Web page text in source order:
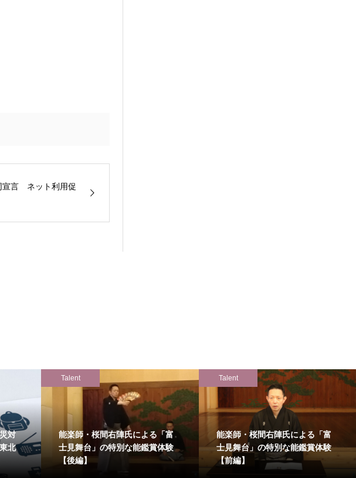
宣言 ネット利用促
対
北
Talent
能楽師・桜間右陣氏による「富
士見舞台」の特別な能鑑賞体験
【後編】
Talent
能楽師・桜間右陣氏による「富
士見舞台」の特別な能鑑賞体験
【前編】